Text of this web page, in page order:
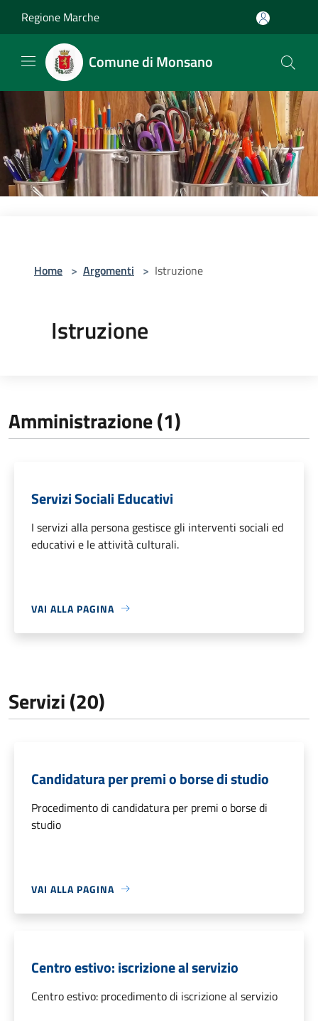
Regione Marche
Comune di Monsano
Home > Argomenti > Istruzione
Istruzione
Amministrazione (1)
Servizi Sociali Educativi
I servizi alla persona gestisce gli interventi sociali ed
educativi e le attività culturali.
VAI ALLA PAGINA
Servizi (20)
Candidatura per premi o borse di studio
Procedimento di candidatura per premi o borse di
studio
VAI ALLA PAGINA
Centro estivo: iscrizione al servizio
Centro estivo: procedimento di iscrizione al servizio